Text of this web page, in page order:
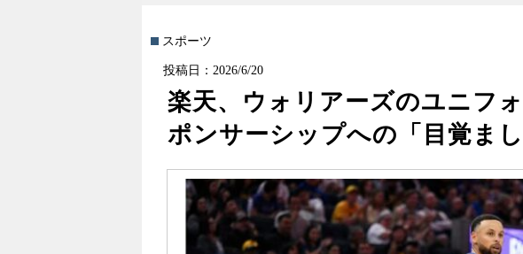
スポーツ
投稿日：2026/6/20
楽天、ウォリアーズのユニフ
ポンサーシップへの「目覚まし